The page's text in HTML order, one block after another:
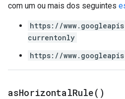
com um ou mais dos seguintes
https://
currentonly
https://
asHorizontalRule( )